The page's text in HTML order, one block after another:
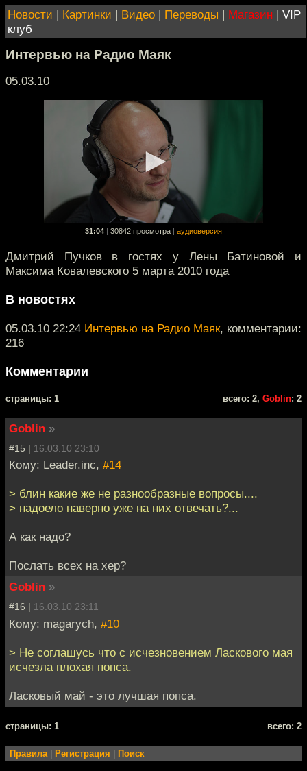
Новости | Картинки | Видео | Переводы | Магазин | VIP
клуб
Интервью на Радио Маяк
05.03.10
31:04 30842 просмотра аудиоверсия
Дмитрий Пучков в гостях у Лены Батиновой и
Максима Ковалевского 5 марта 2010 года
В новостях
05.03.10 22:24 Интервью на Радио Маяк, комментарии:
216
Комментарии
cтраницы: 1 всего: 2, Goblin: 2
Goblin »
#15 | 16.03.10 23:10
Кому: Leader.inc, #14
> блин какие же не разнообразные вопросы....
> надоело наверно уже на них отвечать?...
А как надо?
Послать всех на хер?
Goblin »
#16 | 16.03.10 23:11
Кому: magarych, #10
> Не соглашусь что с исчезновением Ласкового мая
исчезла плохая попса.
Ласковый май - это лучшая попса.
cтраницы: 1 всего: 2
Правила | Регистрация | Поиск